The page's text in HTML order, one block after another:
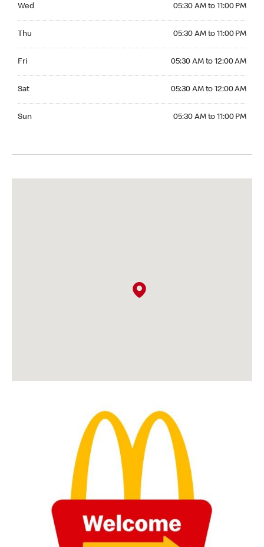
Wed 05:30 AM to 11:00 PM
Thu 05:30 AM to 11:00 PM
Fri 05:30 AM to 12:00 AM
Sat 05:30 AM to 12:00 AM
Sun 05:30 AM to 11:00 PM